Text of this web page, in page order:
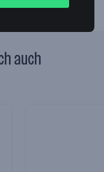
auch